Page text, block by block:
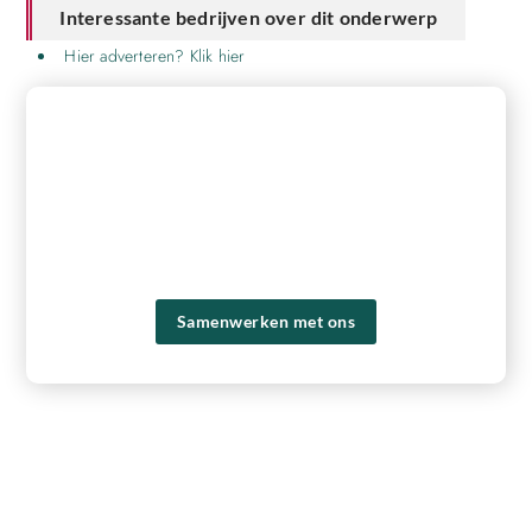
Interessante bedrijven over dit onderwerp
Hier adverteren? Klik hier
Samenwerken met ons